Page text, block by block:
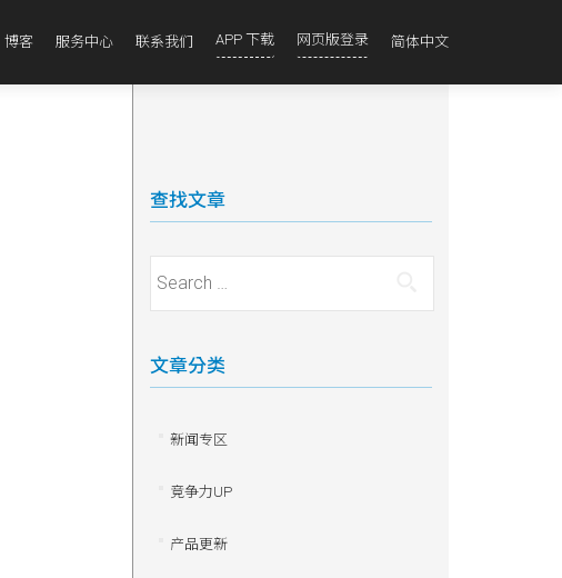
博客 服务中心 联系我们 APP 下载 网页版登录 简体中文
查找文章
Search for:
文章分类
新闻专区
竞争力UP
产品更新